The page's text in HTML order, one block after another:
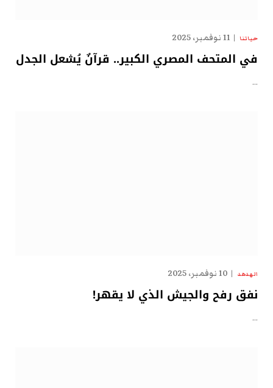
حياتنا 11 نوفمبر، 2025
في المتحف المصري الكبير.. قرآنٌ يُشعل الجدل
…
الهدهد 10 نوفمبر، 2025
نفق رفح والجيش الذي لا يقهر!
…